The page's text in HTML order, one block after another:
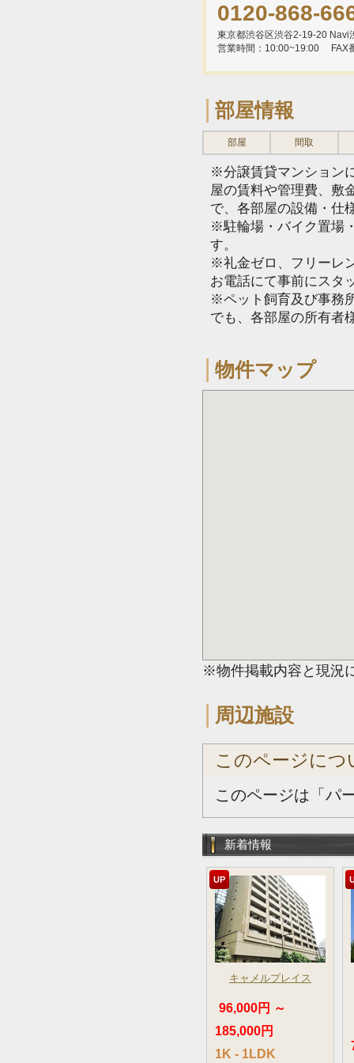
0120-868-
東京都渋谷区渋谷2-19-20 Navi
営業時間：10:00~19:00
FAX
部屋情報
部屋 間取
※分譲賃貸マンション
屋の賃料や管理費、敷
で、各部屋の設備・仕
※駐輪場・バイク置場
す。
※礼金ゼロ、フリーレ
お電話にて事前にスタ
※ペット飼育及び事務
でも、各部屋の所有者
物件マップ
※物件掲載内容と現況
周辺施設
このページにつ
このページは「パ
新着情報
UP
キャメルプレイス
96,000円 ～
185,000円
1K - 1LDK